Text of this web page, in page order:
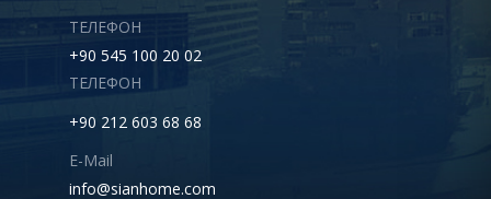
ТЕЛЕФОН
+90 545 100 20 02
ТЕЛЕФОН
+90 212 603 68 68
E-Mail
info@sianhome.com